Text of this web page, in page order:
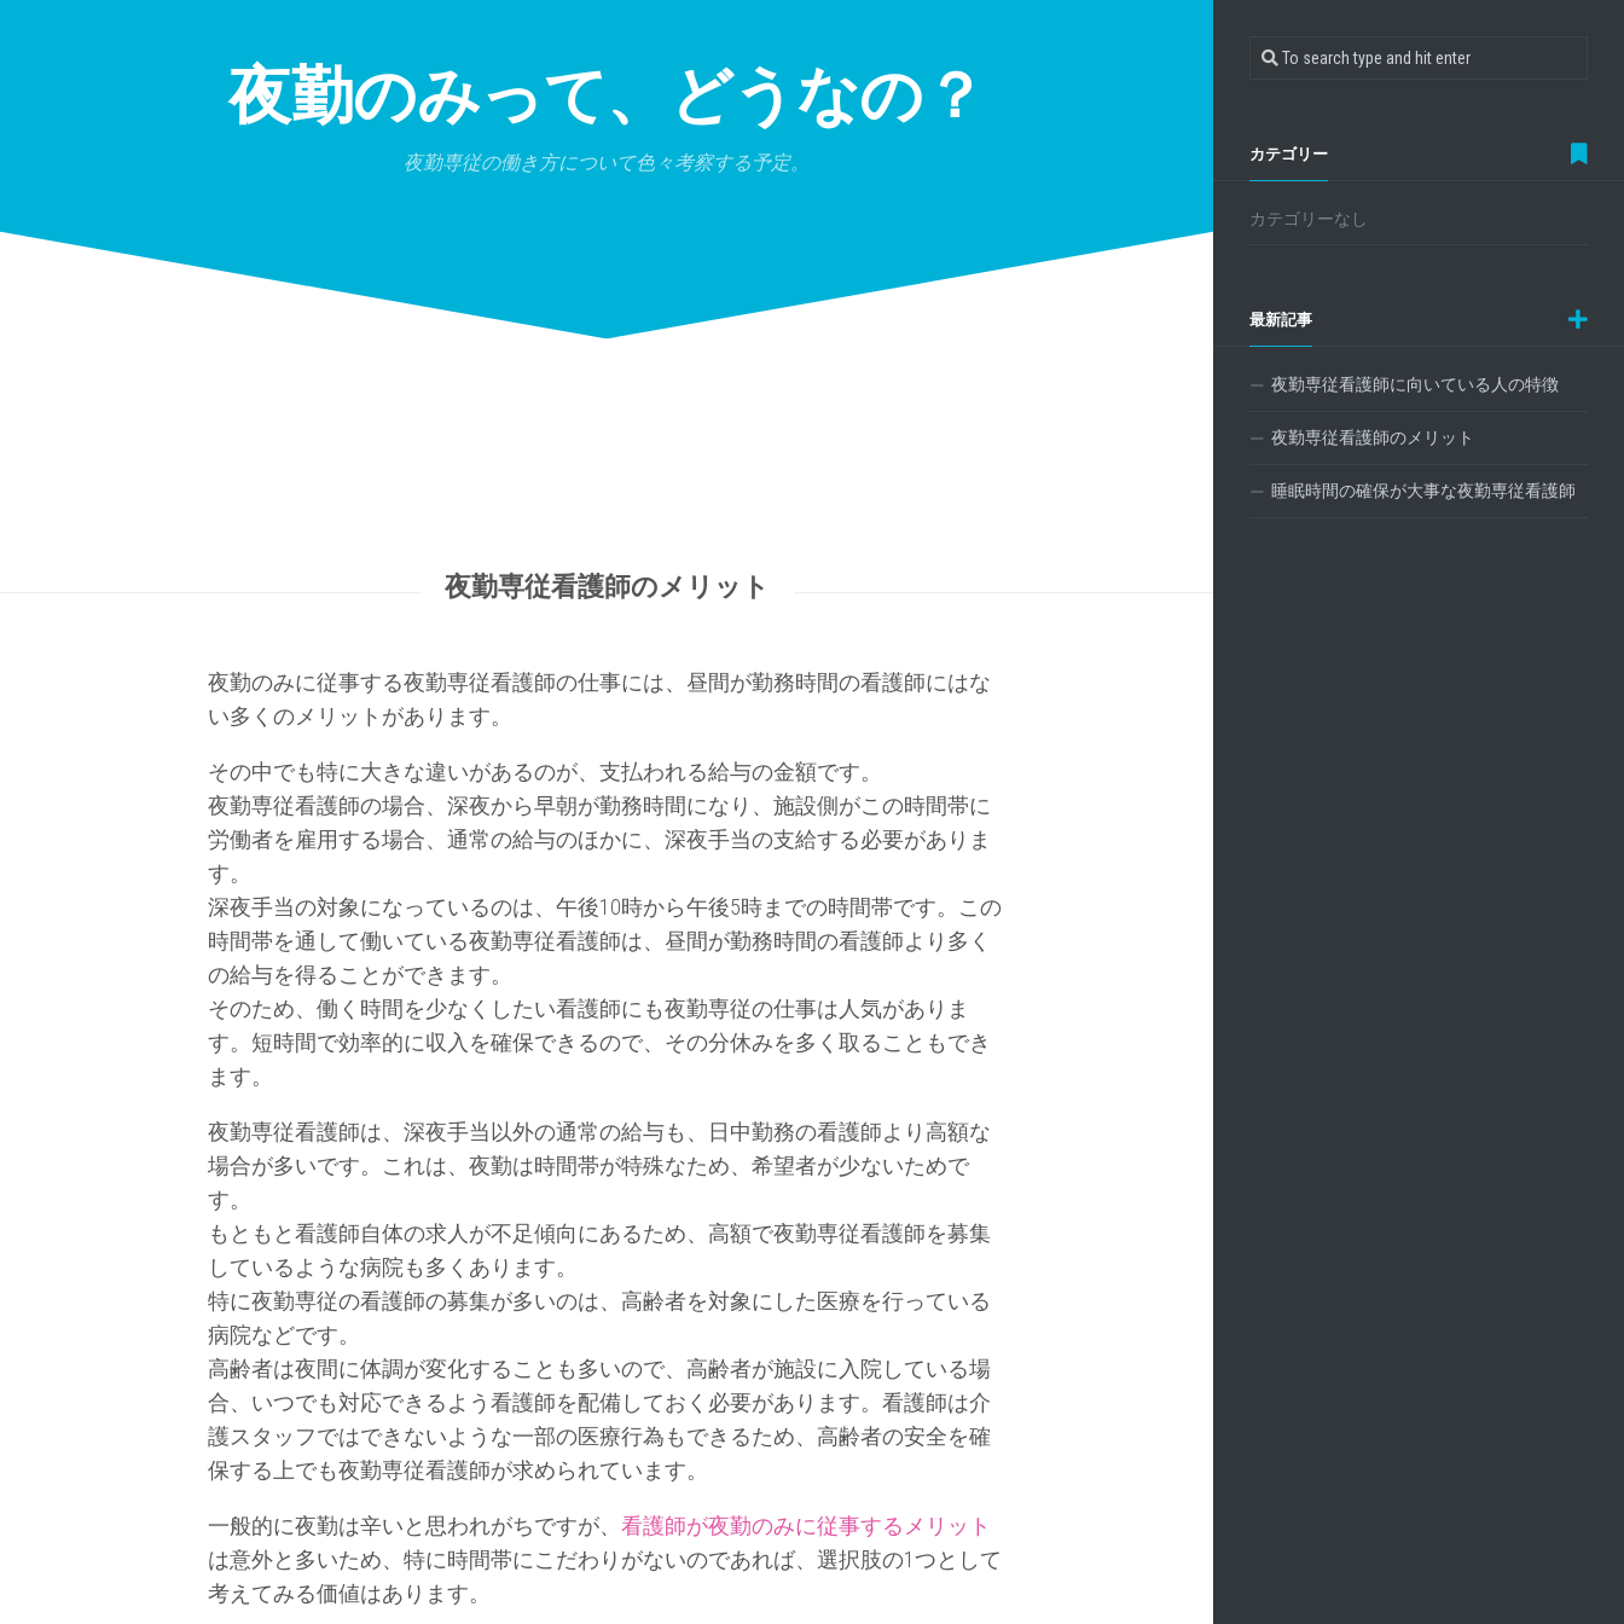
夜勤のみって、どうなの？
夜勤専従の働き方について色々考察する予定。
夜勤専従看護師のメリット
夜勤のみに従事する夜勤専従看護師の仕事には、昼間が勤務時間の看護師にはな
い多くのメリットがあります。
その中でも特に大きな違いがあるのが、支払われる給与の金額です。
夜勤専従看護師の場合、深夜から早朝が勤務時間になり、施設側がこの時間帯に
労働者を雇用する場合、通常の給与のほかに、深夜手当の支給する必要がありま
す。
深夜手当の対象になっているのは、午後10時から午後5時までの時間帯です。この
時間帯を通して働いている夜勤専従看護師は、昼間が勤務時間の看護師より多く
の給与を得ることができます。
そのため、働く時間を少なくしたい看護師にも夜勤専従の仕事は人気がありま
す。短時間で効率的に収入を確保できるので、その分休みを多く取ることもでき
ます。
夜勤専従看護師は、深夜手当以外の通常の給与も、日中勤務の看護師より高額な
場合が多いです。これは、夜勤は時間帯が特殊なため、希望者が少ないためで
す。
もともと看護師自体の求人が不足傾向にあるため、高額で夜勤専従看護師を募集
しているような病院も多くあります。
特に夜勤専従の看護師の募集が多いのは、高齢者を対象にした医療を行っている
病院などです。
高齢者は夜間に体調が変化することも多いので、高齢者が施設に入院している場
合、いつでも対応できるよう看護師を配備しておく必要があります。看護師は介
護スタッフではできないような一部の医療行為もできるため、高齢者の安全を確
保する上でも夜勤専従看護師が求められています。
一般的に夜勤は辛いと思われがちですが、 看護師が夜勤のみに従事するメリット
は意外と多いため、特に時間帯にこだわりがないのであれば、選択肢の1つとして
考えてみる価値はあります。
カテゴリー
カテゴリーなし
最新記事
夜勤専従看護師に向いている人の特徴
夜勤専従看護師のメリット
睡眠時間の確保が大事な夜勤専従看護師